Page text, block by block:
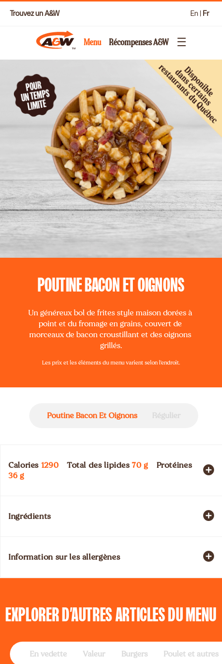
Trouvez un A&W En| Fr
Menu Récompenses A&W
POUTINE BACON ET OIGNONS
Un généreux bol de frites style maison dorées à
point et du fromage en grains, couvert de
morceaux de bacon croustillant et des oignons
grillés.
Les prix et les éléments du menu varient selon l'endroit.
Poutine Bacon Et Oignons
Calories 1290 Total des lipides 70 g
Protéines
36 g
Ingrédients
Information sur les allergènes
EXPLORERD’AUTRES ARTICLES DU MENU
En vedette Valeur Burgers Poulet et autres